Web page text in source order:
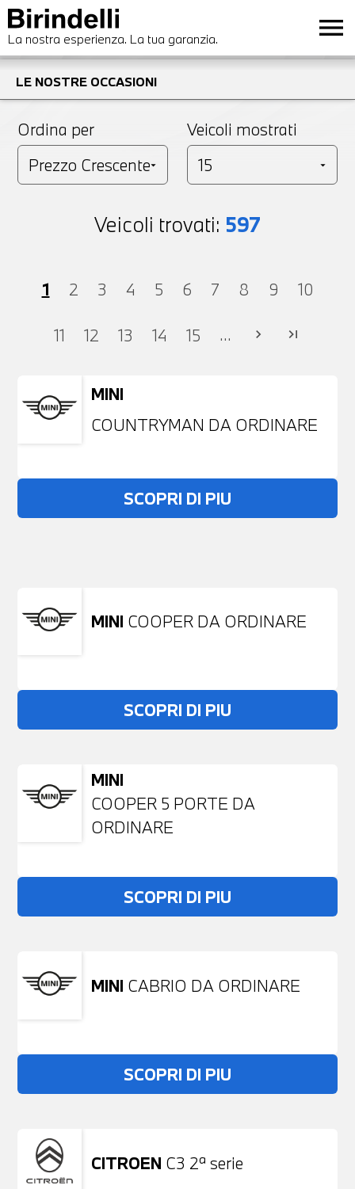
La nostra esperienza. La tua garanzia. menu
LE NOSTRE OCCASIONI
Ordina per Veicoli mostrati
Veicoli trovati: 597
1 2 3 4 5 6 7 8 9 10
11 12 13 14 15 ... chevron_right last_page
MINI
COUNTRYMAN DA ORDINARE
SCOPRI DI PIU
Non stai trovando ciò che cerchi?
MINI COOPER DA ORDINARE
SCOPRI DI PIU
MINI
COOPER 5 PORTE DA
ORDINARE
SCOPRI DI PIU
MINI CABRIO DA ORDINARE
SCOPRI DI PIU
CITROEN C3 2ª serie
Usato